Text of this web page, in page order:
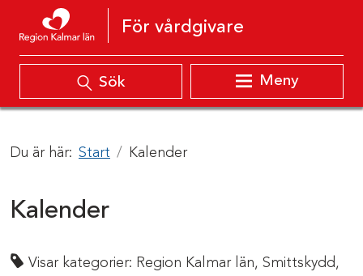
Hoppa till innehåll
För vårdgivare
Sök Meny
Du är här: Start Kalender
Kalender
Visar kategorier: Region Kalmar län, Smittskydd,